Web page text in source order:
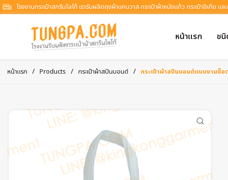
โรงงานกระเป๋าสกรีนโลโก้ เรารับผลิตถุงผ้าแคนวาส กระเป๋าผ้าหนังแก้ว กระเป๋าอิเกีย แ
หน้าแรก ชนิ
หน้าแรก / Products / กระเป๋าผ้าสปันบอนด์ / กระเป๋าผ้าสปันบอนด์แบบงานช็